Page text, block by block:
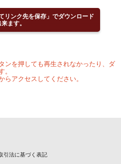
リンク先を保存」でダウンロード
来ます。
ンを押しても再生されなかったり、ダ
。
らアクセスしてください。
引法に基づく表記